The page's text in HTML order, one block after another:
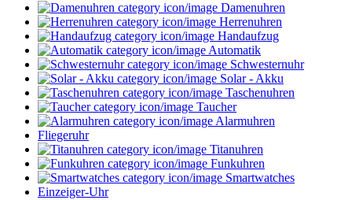
Damenuhren
Herrenuhren
Handaufzug
Automatik
Schwesternuhr
Solar - Akku
Taschenuhren
Taucher
Alarmuhren
Fliegeruhr
Titanuhren
Funkuhren
Smartwatches
Einzeiger-Uhr